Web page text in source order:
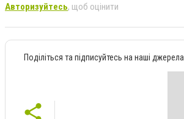
Авторизуйтесь, щоб оцінити
Поділіться та підписуйтесь на наші джерела